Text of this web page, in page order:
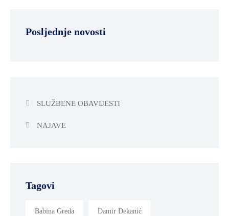
Posljednje novosti
SLUŽBENE OBAVIJESTI
NAJAVE
Tagovi
Babina Greda Damir Dekanić